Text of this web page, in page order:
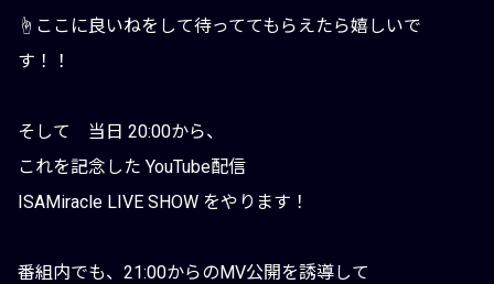
☝️ここに良いねをして待っててもらえたら嬉しいで
す！！
そして 当日 20:00から、
これを記念した YouTube配信
ISAMiracle LIVE SHOW をやります！
番組内でも、21:00からのMV公開を誘導して